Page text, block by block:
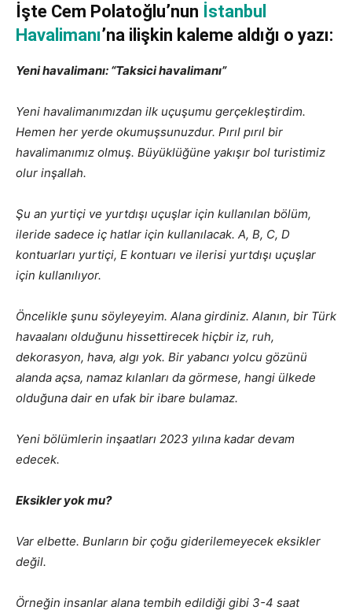
İşte Cem Polatoğlu’nun İstanbul
Havalimanı’na ilişkin kaleme aldığı o yazı:
Yeni havalimanı: “Taksici havalimanı”
Yeni havalimanımızdan ilk uçuşumu gerçekleştirdim.
Hemen her yerde okumuşsunuzdur. Pırıl pırıl bir
havalimanımız olmuş. Büyüklüğüne yakışır bol turistimiz
olur inşallah.
Şu an yurtiçi ve yurtdışı uçuşlar için kullanılan bölüm,
ileride sadece iç hatlar için kullanılacak. A, B, C, D
kontuarları yurtiçi, E kontuarı ve ilerisi yurtdışı uçuşlar
için kullanılıyor.
Öncelikle şunu söyleyeyim. Alana girdiniz. Alanın, bir Türk
havaalanı olduğunu hissettirecek hiçbir iz, ruh,
dekorasyon, hava, algı yok. Bir yabancı yolcu gözünü
alanda açsa, namaz kılanları da görmese, hangi ülkede
olduğuna dair en ufak bir ibare bulamaz.
Yeni bölümlerin inşaatları 2023 yılına kadar devam
edecek.
Eksikler yok mu?
Var elbette. Bunların bir çoğu giderilemeyecek eksikler
değil.
Örneğin insanlar alana tembih edildiği gibi 3-4 saat